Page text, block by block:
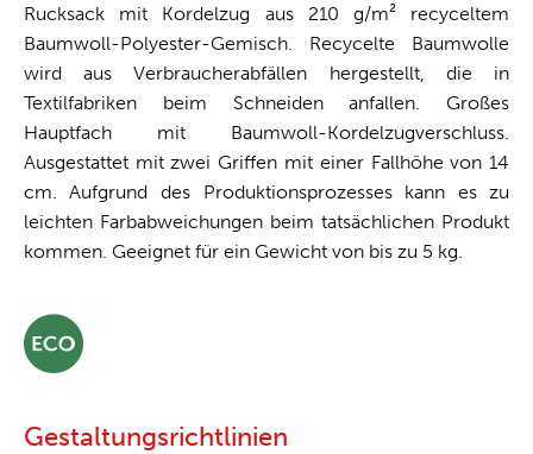
Rucksack mit Kordelzug aus 210 g/m² recyceltem
Baumwoll-Polyester-Gemisch. Recycelte Baumwolle
wird aus Verbraucherabfällen hergestellt, die in
Textilfabriken beim Schneiden anfallen. Großes
Hauptfach mit Baumwoll-Kordelzugverschluss.
Ausgestattet mit zwei Griffen mit einer Fallhöhe von 14
cm. Aufgrund des Produktionsprozesses kann es zu
leichten Farbabweichungen beim tatsächlichen Produkt
kommen. Geeignet für ein Gewicht von bis zu 5 kg.
Gestaltungsrichtlinien